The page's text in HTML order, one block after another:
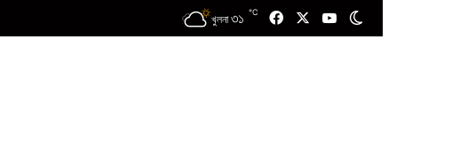
খুলনা ৩১ ℃ FacebookYouTube